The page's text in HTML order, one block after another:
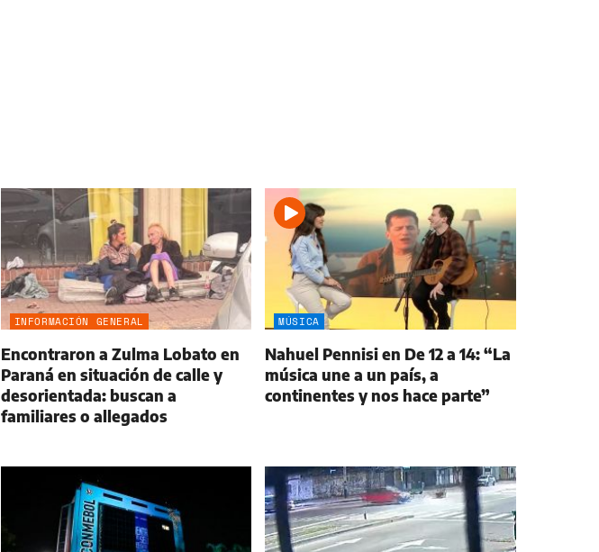
INFORMACIÓN GENERAL
Encontraron a Zulma Lobato en
Paraná en situación de calle y
desorientada: buscan a
familiares o allegados
MÚSICA
Nahuel Pennisi en De 12 a 14: “La
música une a un país, a
continentes y nos hace parte”